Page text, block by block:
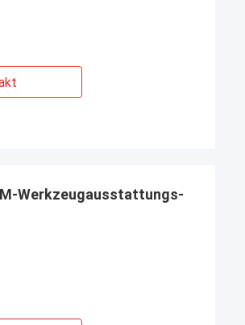
Werkzeugausstattungs-